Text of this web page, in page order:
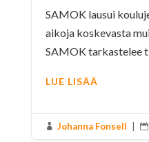
SAMOK lausui
aikoja koskevasta
SAMOK tarkastelee
LUE LISÄÄ
 Johanna Fonsell | 